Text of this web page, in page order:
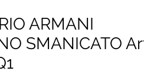
ARMANI
SMANICATO